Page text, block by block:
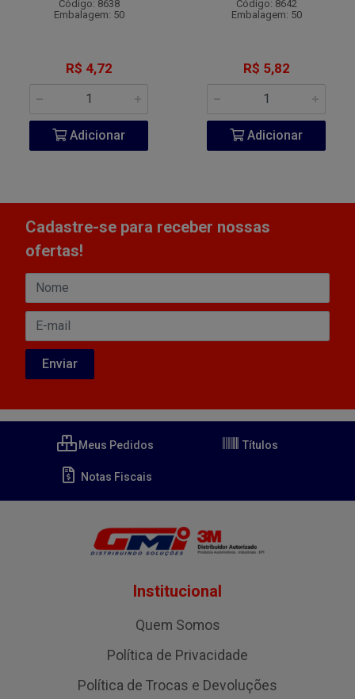
Código: 8638
Embalagem: 50
R$ 4,72
Adicionar
Código: 8642
Embalagem: 50
R$ 5,82
Adicionar
Cadastre-se para receber nossas
ofertas!
Meus Pedidos Títulos
Notas Fiscais
Institucional
Quem Somos
Política de Privacidade
Política de Trocas e Devoluções